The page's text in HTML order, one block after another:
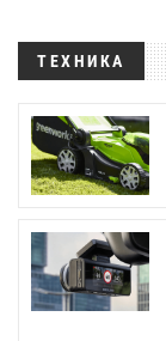
ТЕХНИКА